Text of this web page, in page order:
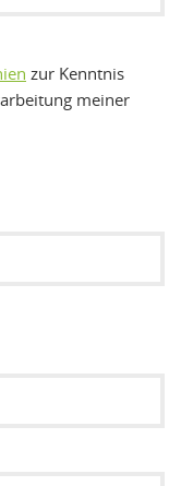
zur Kenntnis
meiner